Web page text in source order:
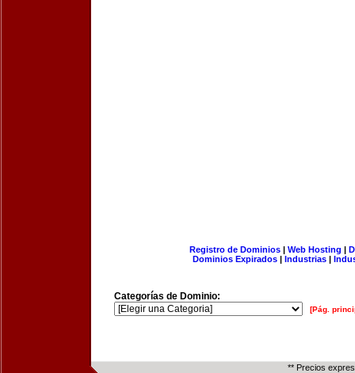
Registro de Dominios| Web Hosting |
Dominios Expirados | Industrias |
Categorías de Dominio:
[Pág.
** Precios